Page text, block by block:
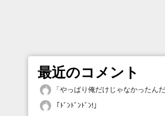
最近のコメント
「やっぱり俺だけじゃなかったんだ
「 ﾄﾞﾝﾄﾞﾝﾄﾞﾝ! 」